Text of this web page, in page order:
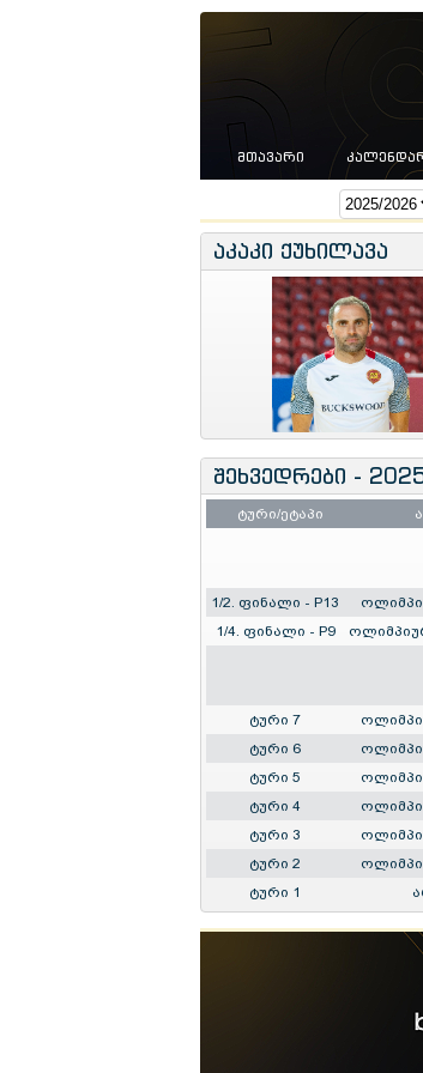
ᲛᲗᲐᲕᲐᲠᲘ
აკაკი ქუხილავა
შეხვედრები -
ტური/ეტაპი
1/2. ფინალი - P13
1/4. ფინალი - P9
ტური 7
ტური 6
ტური 5
ტური 4
ტური 3
ტური 2
ტური 1